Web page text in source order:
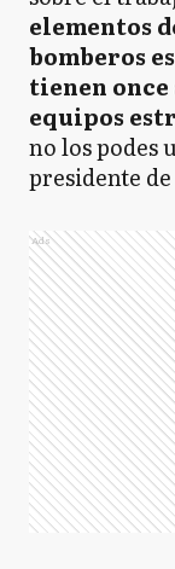
elementos
bomberos
tienen once
equipos
no los podes
presidente
Ads